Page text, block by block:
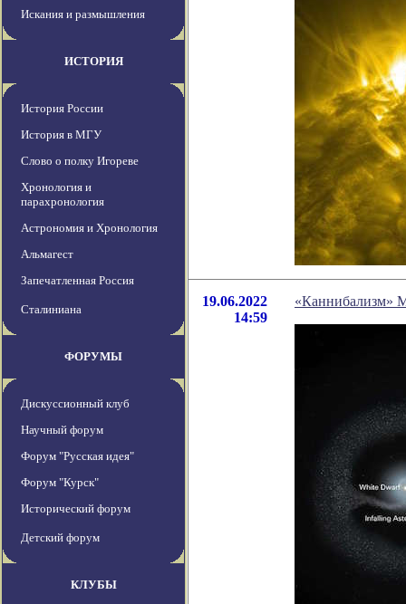
Искания и размышления
ИСТОРИЯ
История России
История в МГУ
Слово о полку Игореве
Хронология и
парахронология
Астрономия и Хронология
Альмагест
Запечатленная Россия
Сталиниана
ФОРУМЫ
Дискуссионный клуб
Научный форум
Форум "Русская идея"
Форум "Курск"
Исторический форум
Детский форум
КЛУБЫ
19.06.2022
14:59
«Каннибализм»